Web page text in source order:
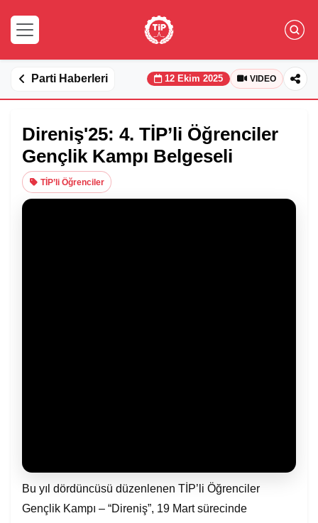
Parti Haberleri 12 Ekim 2025 VIDEO
Direniş'25: 4. TİP’li Öğrenciler
Gençlik Kampı Belgeseli
TİP’li Öğrenciler
Bu yıl dördüncüsü düzenlenen TİP’li Öğrenciler
Gençlik Kampı – “Direniş”, 19 Mart sürecinde